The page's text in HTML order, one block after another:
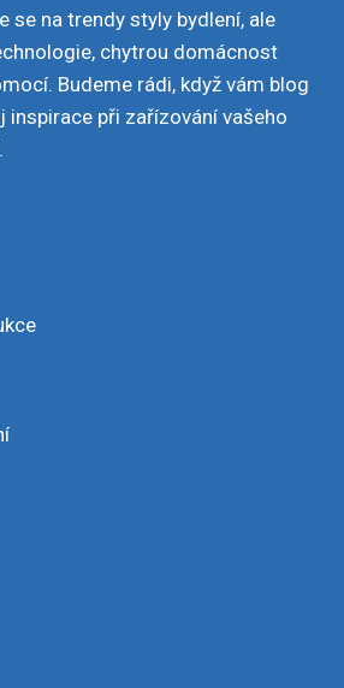
se na trendy styly bydlení, ale
chytrou domácnost
Budeme rádi, když vám blog
inspirace při zařízování vašeho